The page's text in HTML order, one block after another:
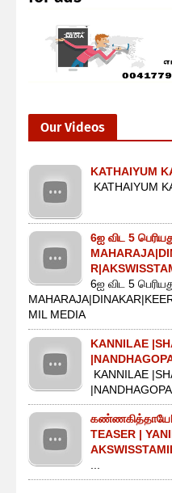
Our Videos
KATHAIYUM
KATHAIYUM
6ஐ விட 5
6ஐ விட 5
MIL MEDIA
KANNILAE
KANNILAE
TEASER |